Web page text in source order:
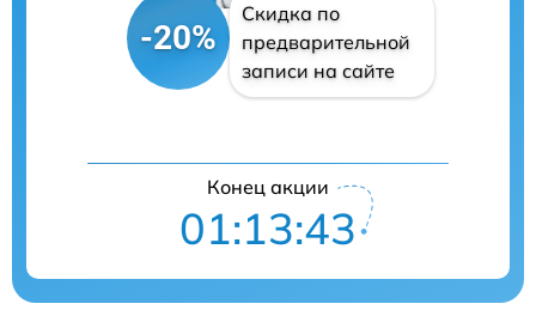
-20%
Скидка по
предварительной
записи на сайте
Конец акции
01:13:42